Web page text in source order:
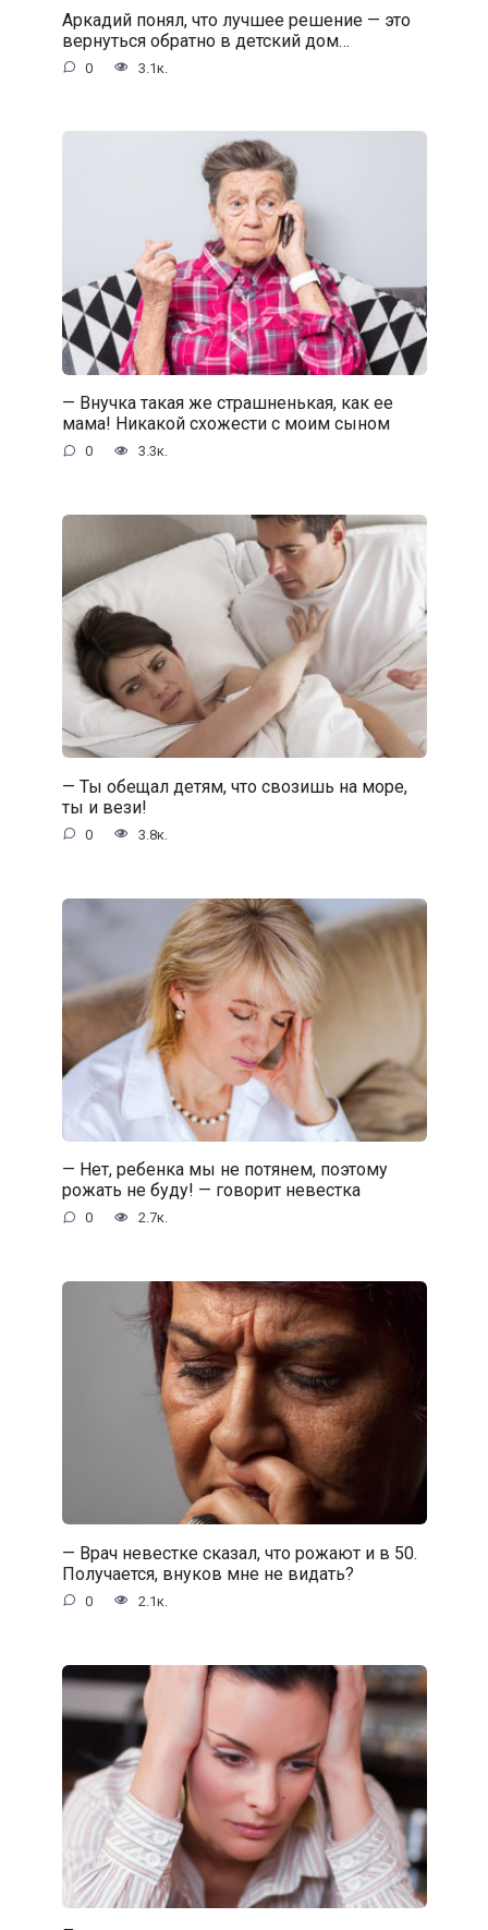
Аркадий понял, что лучшее решение — это
вернуться обратно в детский дом…
0 3.1к.
— Внучка такая же страшненькая, как ее
мама! Никакой схожести с моим сыном
0 3.3к.
— Ты обещал детям, что свозишь на море,
ты и вези!
0 3.8к.
— Нет, ребенка мы не потянем, поэтому
рожать не буду! — говорит невестка
0 2.7к.
— Врач невестке сказал, что рожают и в 50.
Получается, внуков мне не видать?
0 2.1к.